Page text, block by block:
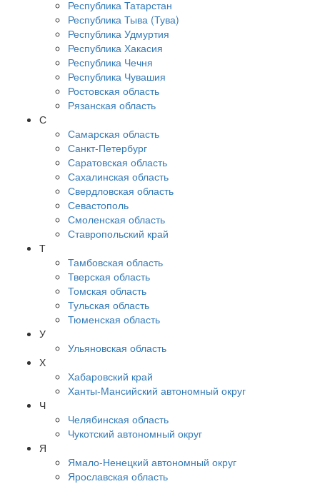
Республика Татарстан
Республика Тыва (Тува)
Республика Удмуртия
Республика Хакасия
Республика Чечня
Республика Чувашия
Ростовская область
Рязанская область
С
Самарская область
Санкт-Петербург
Саратовская область
Сахалинская область
Свердловская область
Севастополь
Смоленская область
Ставропольский край
Т
Тамбовская область
Тверская область
Томская область
Тульская область
Тюменская область
У
Ульяновская область
Х
Хабаровский край
Ханты-Мансийский автономный округ
Ч
Челябинская область
Чукотский автономный округ
Я
Ямало-Ненецкий автономный округ
Ярославская область